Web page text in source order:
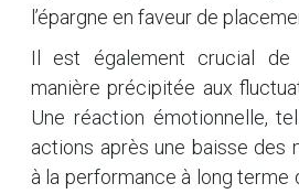
l’épargne en faveur de
Il est également crucial
manière précipitée aux
Une réaction émotionnelle,
actions après une baisse des
à la performance à long terme